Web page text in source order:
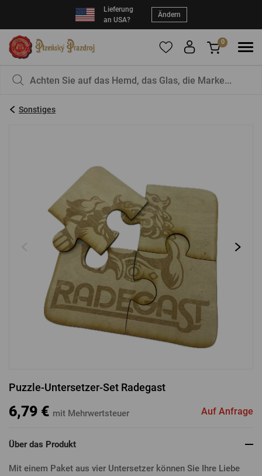
Lieferung
an USA?
Ändern
registrieren Sie sich
EINLOGGEN
Vergessenes Passwort Neue Registrierung
ANMELDUNG ÜBER FACEBOOK
0
Sonstiges
Puzzle-Untersetzer-Set Radegast
6,79 € mit Mehrwertsteuer Auf Anfrage
Über das Produkt
Mit einem Paket aus vier Untersetzer können Sie Ihre Liebe